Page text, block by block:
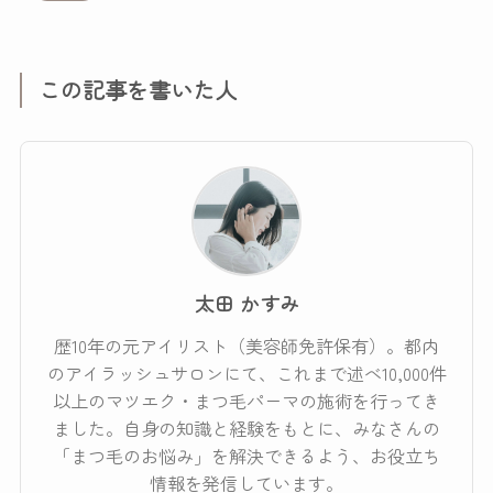
この記事を書いた人
太田 かすみ
歴10年の元アイリスト（美容師免許保有）。都内
のアイラッシュサロンにて、これまで述べ10,000件
以上のマツエク・まつ毛パーマの施術を行ってき
ました。自身の知識と経験をもとに、みなさんの
「まつ毛のお悩み」を解決できるよう、お役立ち
情報を発信しています。